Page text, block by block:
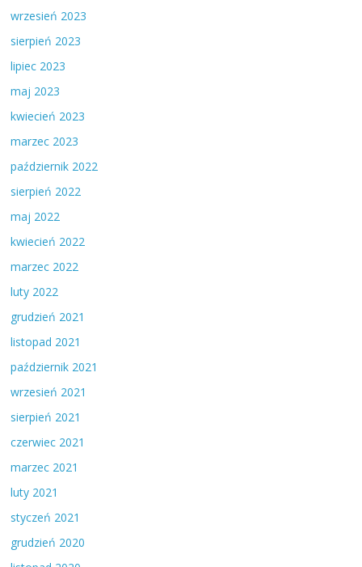
wrzesień 2023
sierpień 2023
lipiec 2023
maj 2023
kwiecień 2023
marzec 2023
październik 2022
sierpień 2022
maj 2022
kwiecień 2022
marzec 2022
luty 2022
grudzień 2021
listopad 2021
październik 2021
wrzesień 2021
sierpień 2021
czerwiec 2021
marzec 2021
luty 2021
styczeń 2021
grudzień 2020